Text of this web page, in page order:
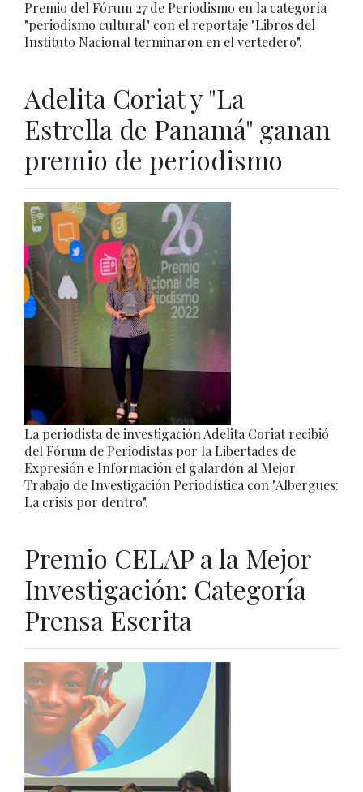
Premio del Fórum 27 de Periodismo en la categoría
"periodismo cultural" con el reportaje "Libros del
Instituto Nacional terminaron en el vertedero".
Adelita Coriat y "La
Estrella de Panamá" ganan
premio de periodismo
La periodista de investigación Adelita Coriat recibió
del Fórum de Periodistas por la Libertades de
Expresión e Información el galardón al Mejor
Trabajo de Investigación Periodística con "Albergues:
La crisis por dentro".
Premio CELAP a la Mejor
Investigación: Categoría
Prensa Escrita